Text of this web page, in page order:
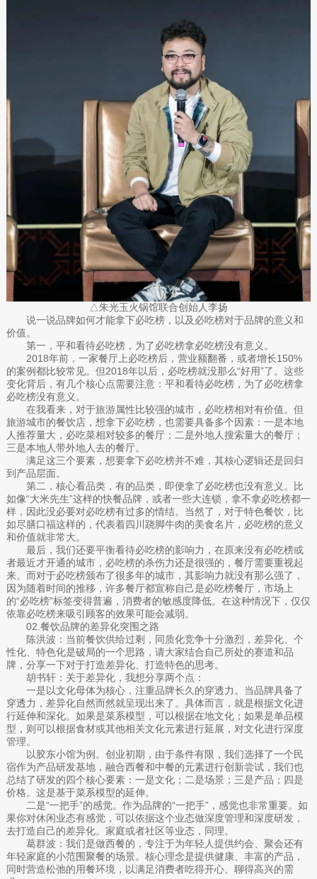
△朱光玉火锅馆联合创始人李扬
说一说品牌如何才能拿下必吃榜，以及必吃榜对于品牌的意义和
价值。
第一，平和看待必吃榜，为了必吃榜拿必吃榜没有意义。
2018年前，一家餐厅上必吃榜后，营业额翻番，或者增长150%
的案例都比较常见。但2018年以后，必吃榜就没那么“好用”了。这些
变化背后，有几个核心点需要注意：平和看待必吃榜，为了必吃榜拿
必吃榜没有意义。
在我看来，对于旅游属性比较强的城市，必吃榜相对有价值。但
旅游城市的餐饮店，想拿下必吃榜，也需要具备多个因素：一是本地
人推荐量大，必吃菜相对较多的餐厅；二是外地人搜索量大的餐厅；
三是本地人带外地人去的餐厅。
满足这三个要素，想要拿下必吃榜并不难，其核心逻辑还是回归
到产品层面。
第二，核心看品类，有的品类，即便拿了必吃榜也没有意义。比
如像“大米先生”这样的快餐品牌，或者一些大连锁，拿不拿必吃榜都一
样，因此没必要对必吃榜有过多的情结。当然了，对于特色餐饮，比
如尽膳口福这样的，代表着四川跷脚牛肉的美食名片，必吃榜的意义
和价值就非常大。
最后，我们还要平衡看待必吃榜的影响力，在原来没有必吃榜或
者最近才开通的城市，必吃榜的杀伤力还是很强的，餐厅需要重视起
来。而对于必吃榜颁布了很多年的城市，其影响力就没有那么强了，
因为随着时间的推移，许多餐厅都宣称自己是必吃榜餐厅，市场上
的“必吃榜”标签变得普遍，消费者的敏感度降低。在这种情况下，仅仅
依靠必吃榜来吸引顾客的效果可能会减弱。
02.餐饮品牌的差异化突围之路
陈洪波：当前餐饮供给过剩，同质化竞争十分激烈，差异化、个
性化、特色化是破局的一个思路，请大家结合自己所处的赛道和品
牌，分享一下对于打造差异化、打造特色的思考。
胡书轩：关于差异化，我想分享两个点：
一是以文化母体为核心，注重品牌长久的穿透力。当品牌具备了
穿透力，差异化自然而然就呈现出来了。具体而言，就是根据文化进
行延伸和深化。如果是菜系模型，可以根据在地文化；如果是单品模
型，则可以根据食材或其他相关文化元素进行延展，对文化进行深度
管理。
以胶东小馆为例。创业初期，由于条件有限，我们选择了一个民
宿作为产品研发基地，融合西餐和中餐的元素进行创新尝试，我们也
总结了研发的四个核心要素：一是文化；二是场景；三是产品；四是
价格。这是基于菜系模型的延伸。
二是“一把手”的感觉。作为品牌的“一把手”，感觉也非常重要。如
果你对休闲业态有感觉，可以依据这个业态做深度管理和深度研发，
去打造自己的差异化。家庭或者社区等业态，同理。
葛群波：我们是做西餐的，专注于为年轻人提供约会、聚会还有
年轻家庭的小范围聚餐的场景。核心理念是提供健康、丰富的产品，
同时营造松弛的用餐环境，以满足消费者吃得开心、聊得高兴的需